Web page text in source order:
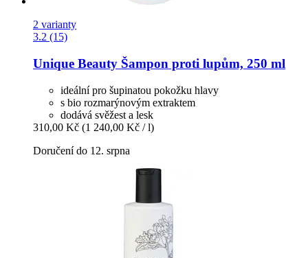
2 varianty
3.2 (15)
Unique Beauty Šampon proti lupům, 250 ml
ideální pro šupinatou pokožku hlavy
s bio rozmarýnovým extraktem
dodává svěžest a lesk
310,00 Kč (1 240,00 Kč / l)
Doručení do 12. srpna